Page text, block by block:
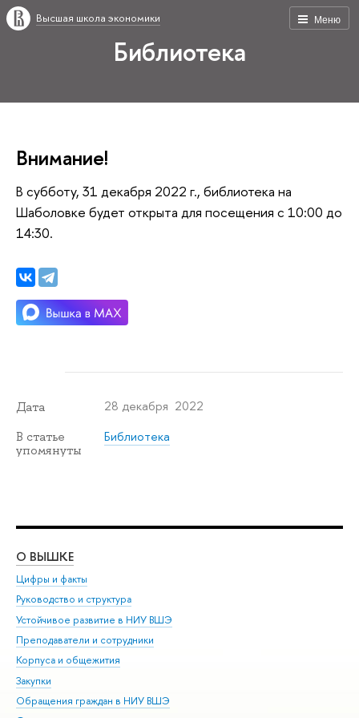
Меню
Высшая школа экономики
Библиотека
Внимание!
В субботу, 31 декабря 2022 г., библиотека на
Шаболовке будет открыта для посещения с 10:00 до
14:30.
Дата 28 декабря 2022
В статье
упомянуты
Библиотека
О ВЫШКЕ
Цифры и факты
Руководство и структура
Устойчивое развитие в НИУ ВШЭ
Преподаватели и сотрудники
Корпуса и общежития
Закупки
Обращения граждан в НИУ ВШЭ